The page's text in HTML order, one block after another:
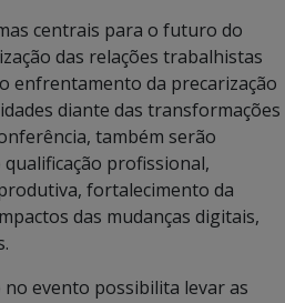
centrais para o futuro do
das relações trabalhistas
enfrentamento da precarização
diante das transformações
também serão
profissional,
fortalecimento da
das mudanças digitais,
evento possibilita levar as